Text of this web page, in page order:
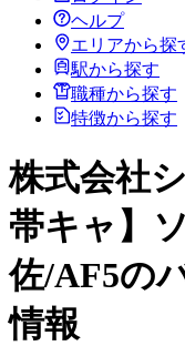
ヘルプ
エリアから探
駅から探す
職種から探す
特徴から探す
株式会社
帯キャ】
佐/AF5の
情報